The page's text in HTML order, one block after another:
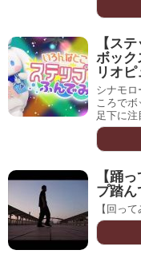
【ス
ボック
リオピ
シナモロ
ころで
足下に
【踊
プ踏ん
【回っ